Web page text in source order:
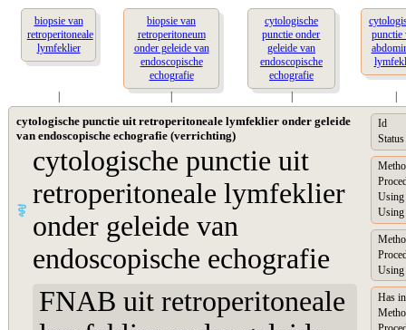
biopsie van
retroperitoneale
lymfeklier
biopsie van
retroperitoneum
onder geleide van
endoscopische
echografie
cytologische
punctie onder
geleide van
endoscopische
echografie
punctie
| |
cytologische punctie uit retroperitoneale lymfeklier onder geleide
van endoscopische echografie (verrichting)
cytologische punctie uit
retroperitoneale lymfeklier
onder geleide van
endoscopische echografie
FNAB uit retroperitoneale
Id
Status
Using
Using
Using
Has